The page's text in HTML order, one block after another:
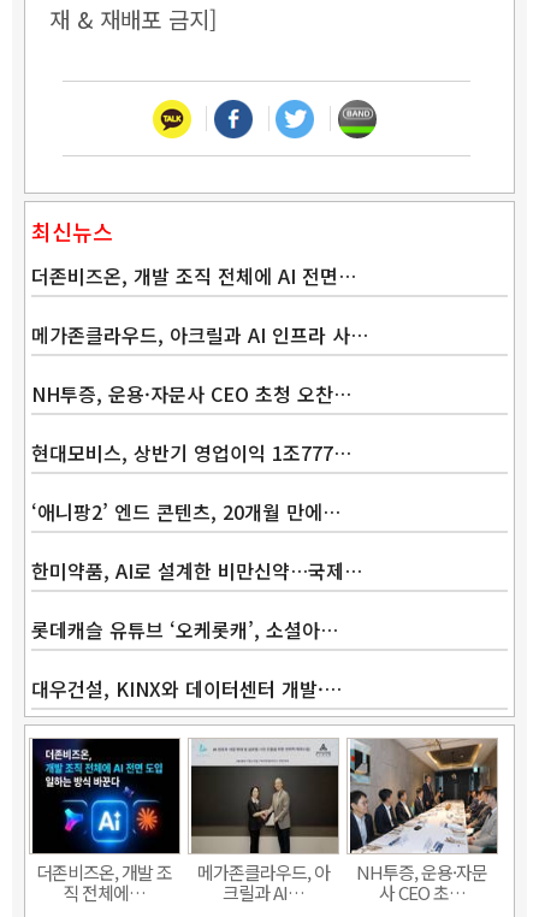
재 & 재배포 금지]
최신뉴스
더존비즈온, 개발 조직 전체에 AI 전면…
메가존클라우드, 아크릴과 AI 인프라 사…
NH투증, 운용·자문사 CEO 초청 오찬…
현대모비스, 상반기 영업이익 1조777…
‘애니팡2’ 엔드 콘텐츠, 20개월 만에…
한미약품, AI로 설계한 비만신약…국제…
롯데캐슬 유튜브 ‘오케롯캐’, 소셜아…
대우건설, KINX와 데이터센터 개발·…
더존비즈온, 개발 조
직 전체에…
메가존클라우드, 아
크릴과 AI…
NH투증, 운용·자문
사 CEO 초…